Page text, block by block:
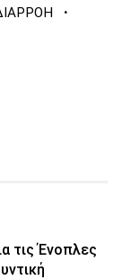
·
τις Ένοπλες